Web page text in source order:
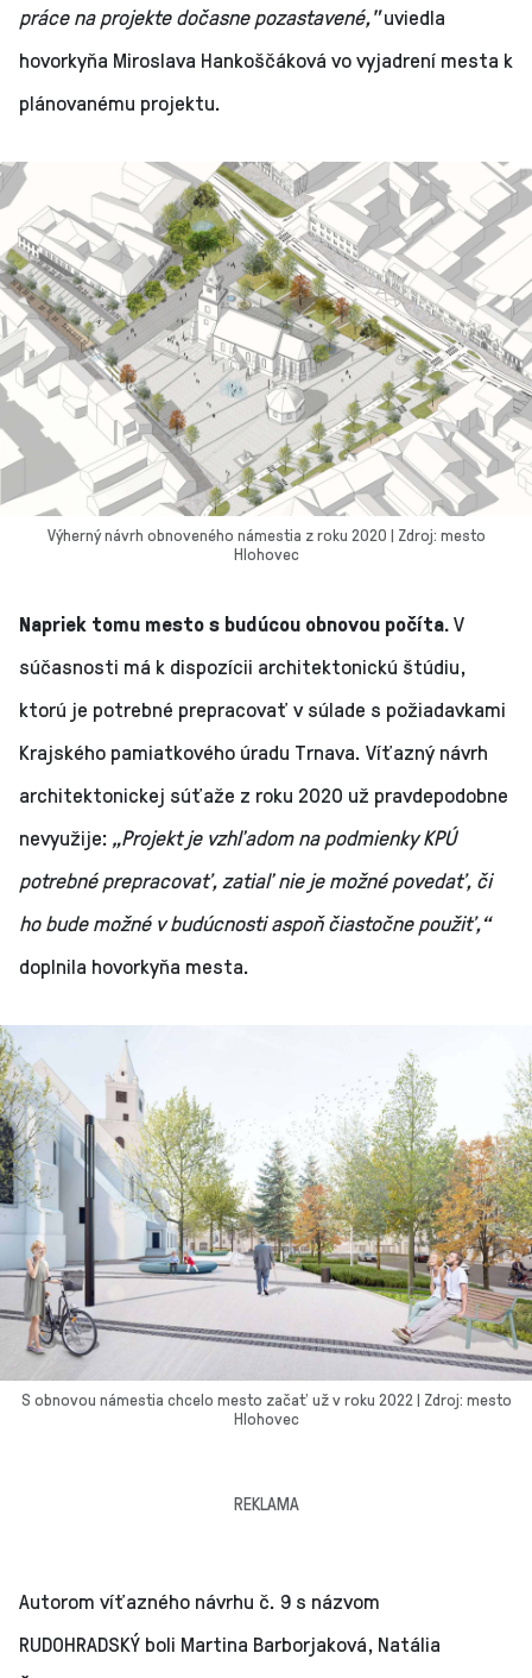
práce na projekte dočasne pozastavené," uviedla
hovorkyňa Miroslava Hankoščáková vo vyjadrení mesta k
plánovanému projektu.
Výherný návrh obnoveného námestia z roku 2020 | Zdroj: mesto
Hlohovec
Napriek tomu mesto s budúcou obnovou počíta.V
súčasnosti má k dispozícii architektonickú štúdiu,
ktorú je potrebné prepracovať v súlade s požiadavkami
Krajského pamiatkového úradu Trnava. Víťazný návrh
architektonickej súťaže z roku 2020 už pravdepodobne
nevyužije: „Projekt je vzhľadom na podmienky KPÚ
potrebné prepracovať, zatiaľ nie je možné povedať, či
ho bude možné v budúcnosti aspoň čiastočne použiť,“
doplnila hovorkyňa mesta.
S obnovou námestia chcelo mesto začať už v roku 2022 | Zdroj: mesto
Hlohovec
REKLAMA
Autorom víťazného návrhu č. 9 s názvom
RUDOHRADSKÝ boli Martina Barborjaková, Natália